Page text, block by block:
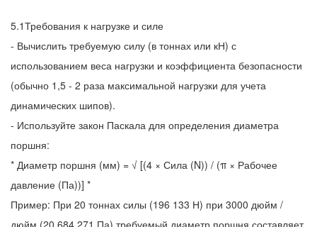
5.1Требования к нагрузке и силе
- Вычислить требуемую силу (в тоннах или кН) с
использованием веса нагрузки и коэффициента безопасности
(обычно 1,5 - 2 раза максимальной нагрузки для учета
динамических шипов).
- Используйте закон Паскала для определения диаметра
поршня:
* Диаметр поршня (мм) = √ [(4 × Сила (N)) / (π × Рабочее
давление (Па))] *
Пример: При 20 тоннах силы (196 133 Н) при 3000 дюйм /